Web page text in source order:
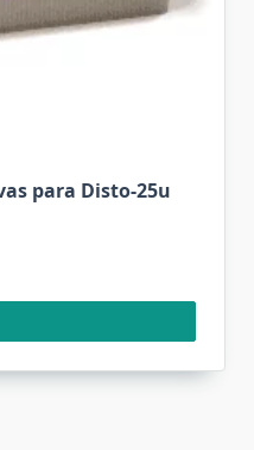
para Disto-25u